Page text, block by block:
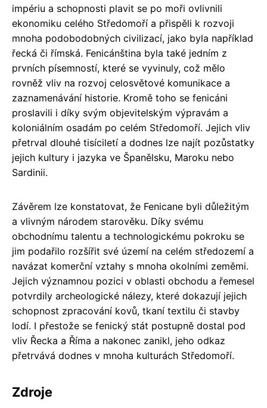
impériu a schopnosti plavit se po moři ovlivnili
ekonomiku celého Středomoří a přispěli k rozvoji
mnoha podobodobných civilizací, jako byla například
řecká či římská. Fenicánština byla také jedním z
prvních písemností, které se vyvinuly, což mělo
rovněž vliv na rozvoj celosvětové komunikace a
zaznamenávání historie. Kromě toho se fenicáni
proslavili i díky svým objevitelským výpravám a
koloniálním osadám po celém Středomoří. Jejich vliv
přetrval dlouhé tisíciletí a dodnes lze najít pozůstatky
jejich kultury i jazyka ve Španělsku, Maroku nebo
Sardinii.
Závěrem lze konstatovat, že Fenicane byli důležitým
a vlivným národem starověku. Díky svému
obchodnímu talentu a technologickému pokroku se
jim podařilo rozšířit své území na celém středozemí a
navázat komerční vztahy s mnoha okolními zeměmi.
Jejich významnou pozici v oblasti obchodu a řemesel
potvrdily archeologické nálezy, které dokazují jejich
schopnost zpracování kovů, tkaní textilu či stavby
lodí. I přestože se fenický stát postupně dostal pod
vliv Řecka a Říma a nakonec zanikl, jeho odkaz
přetrvává dodnes v mnoha kulturách Středomoří.
Zdroje